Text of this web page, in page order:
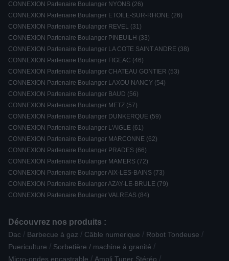
CONNEXION Partenaire Boulanger NYONS (26)
CONNEXION Partenaire Boulanger ETOILE-SUR-RHONE (26)
CONNEXION Partenaire Boulanger REVEL (31)
CONNEXION Partenaire Boulanger PINEUILH (33)
CONNEXION Partenaire Boulanger LA COTE SAINT ANDRE (38)
CONNEXION Partenaire Boulanger FIGEAC (46)
CONNEXION Partenaire Boulanger CHATEAU GONTIER (53)
CONNEXION Partenaire Boulanger LAXOU NANCY (54)
CONNEXION Partenaire Boulanger BAUD (56)
CONNEXION Partenaire Boulanger METZ (57)
CONNEXION Partenaire Boulanger DUNKERQUE (59)
CONNEXION Partenaire Boulanger L'AIGLE (61)
CONNEXION Partenaire Boulanger MARCONNE (62)
CONNEXION Partenaire Boulanger PRADES (66)
CONNEXION Partenaire Boulanger MAMERS (72)
CONNEXION Partenaire Boulanger AIX-LES-BAINS (73)
CONNEXION Partenaire Boulanger AZAY-LE-BRULE (79)
CONNEXION Partenaire Boulanger VALREAS (84)
Découvrez nos produits :
Dac / Barbecue à gaz / Câble numerique / Robot Tondeuse /
Puericulture / Sorbetière / machine à granité /
Micro-ondes encastrable / Ampli Tuner Stéréo /